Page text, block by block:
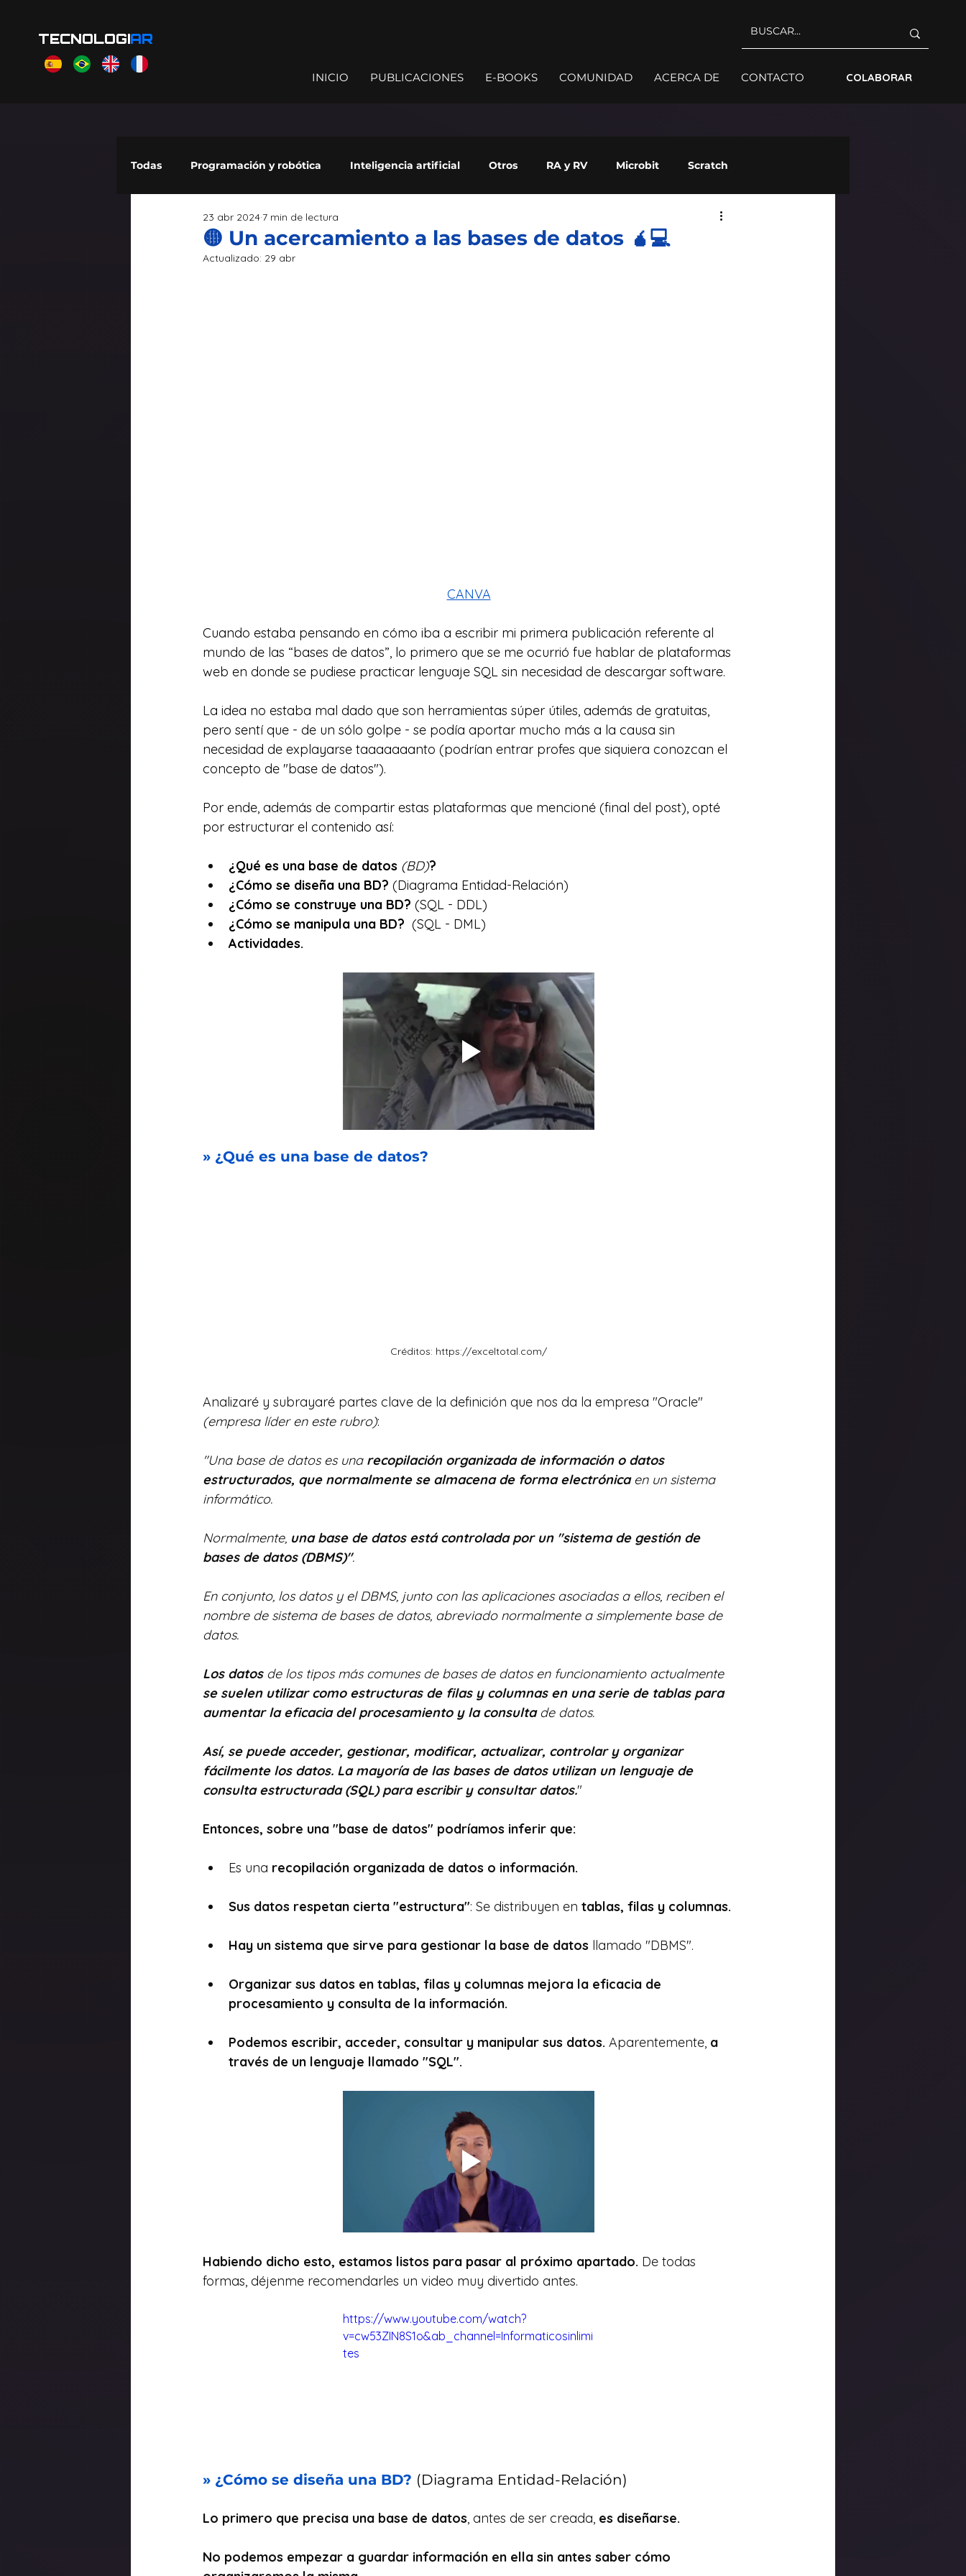
TECNOLOGIAR
INICIO PUBLICACIONES E-BOOKS COMUNIDAD ACERCA DE CONTACTO COLABORAR
Todas Programación y robótica Inteligencia artificial Otros RA y RV Microbit Scratch
Scratch Jr Makecode Arcade
🟡 Un acercamiento a las bases de datos 🧉💻
23 abr 2024 7 min de lectura
Actualizado: 29 abr
CANVA
Cuando estaba pensando en cómo iba a escribir mi primera publicación referente al
mundo de las “bases de datos”, lo primero que se me ocurrió fue hablar de plataformas
web en donde se pudiese practicar lenguaje SQL sin necesidad de descargar software.
La idea no estaba mal dado que son herramientas súper útiles, además de gratuitas,
pero sentí que - de un sólo golpe - se podía aportar mucho más a la causa sin
necesidad de explayarse taaaaaaanto (podrían entrar profes que siquiera conozcan el
concepto de "base de datos").
Por ende, además de compartir estas plataformas que mencioné (final del post), opté
por estructurar el contenido así:
¿Qué es una base de datos (BD)?
¿Cómo se diseña una BD? (Diagrama Entidad-Relación)
¿Cómo se construye una BD? (SQL - DDL)
¿Cómo se manipula una BD? (SQL - DML)
Actividades.
» ¿Qué es una base de datos?
Créditos: https://exceltotal.com/
Analizaré y subrayaré partes clave de la definición que nos da la empresa "Oracle"
(empresa líder en este rubro):
"Una base de datos es una recopilación organizada de información o datos
estructurados, que normalmente se almacena de forma electrónica en un sistema
informático.
Normalmente, una base de datos está controlada por un "sistema de gestión de
bases de datos (DBMS)".
En conjunto, los datos y el DBMS, junto con las aplicaciones asociadas a ellos, reciben el
nombre de sistema de bases de datos, abreviado normalmente a simplemente base de
datos.
Los datos de los tipos más comunes de bases de datos en funcionamiento actualmente
se suelen utilizar como estructuras de filas y columnas en una serie de tablas para
aumentar la eficacia del procesamiento y la consulta de datos.
Así, se puede acceder, gestionar, modificar, actualizar, controlar y organizar
fácilmente los datos. La mayoría de las bases de datos utilizan un lenguaje de
consulta estructurada (SQL) para escribir y consultar datos."
Entonces, sobre una "base de datos" podríamos inferir que:
Es una recopilación organizada de datos o información.
Sus datos respetan cierta "estructura": Se distribuyen en tablas, filas y columnas.
Hay un sistema que sirve para gestionar la base de datos llamado "DBMS".
Organizar sus datos en tablas, filas y columnas mejora la eficacia de
procesamiento y consulta de la información.
Podemos escribir, acceder, consultar y manipular sus datos. Aparentemente, a
través de un lenguaje llamado "SQL".
Habiendo dicho esto, estamos listos para pasar al próximo apartado. De todas
formas, déjenme recomendarles un video muy divertido antes.
https://www.youtube.com/watch?
v=cw53ZIN8S1o&ab_channel=Informaticosinlimi
tes
» ¿Cómo se diseña una BD? (Diagrama Entidad-Relación)
Lo primero que precisa una base de datos , antes de ser creada, es diseñarse.
No podemos empezar a guardar información en ella sin antes saber cómo